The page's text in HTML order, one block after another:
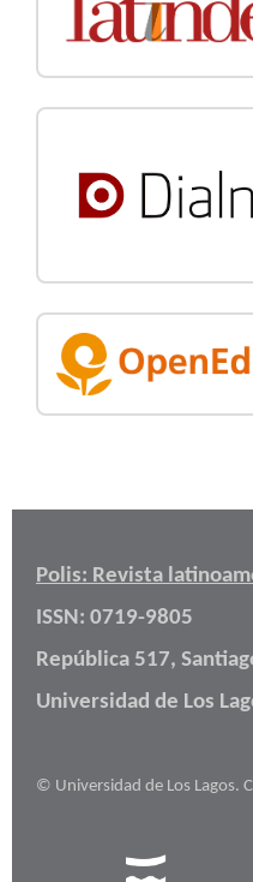
Polis: Revista
ISSN: 0719-9805
República 517,
Universidad de Los
© Universidad de Los Lagos.